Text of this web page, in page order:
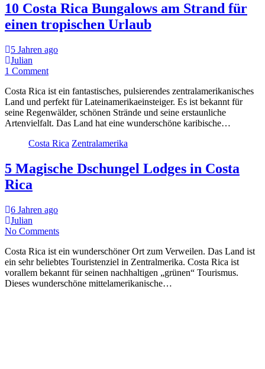
10 Costa Rica Bungalows am Strand für
einen tropischen Urlaub
5 Jahren ago
Julian
1 Comment
Costa Rica ist ein fantastisches, pulsierendes zentralamerikanisches
Land und perfekt für Lateinamerikaeinsteiger. Es ist bekannt für
seine Regenwälder, schönen Strände und seine erstaunliche
Artenvielfalt. Das Land hat eine wunderschöne karibische…
Costa Rica Zentralamerika
5 Magische Dschungel Lodges in Costa
Rica
6 Jahren ago
Julian
No Comments
Costa Rica ist ein wunderschöner Ort zum Verweilen. Das Land ist
ein sehr beliebtes Touristenziel in Zentralmerika. Costa Rica ist
vorallem bekannt für seinen nachhaltigen „grünen“ Tourismus.
Dieses wunderschöne mittelamerikanische…